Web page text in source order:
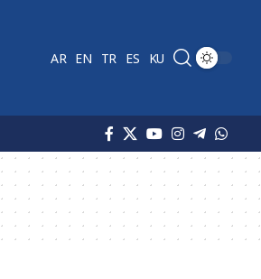
AR EN TR ES KU